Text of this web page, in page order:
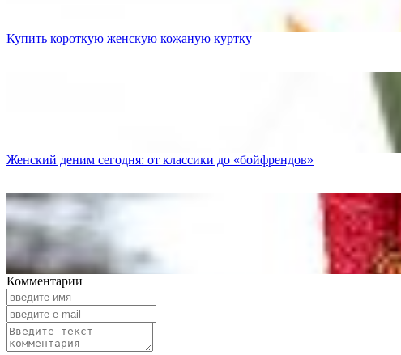
Купить короткую женскую кожаную куртку
Женский деним сегодня: от классики до «бойфрендов»
Комментарии